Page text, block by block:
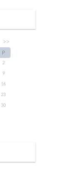
>>
P
2
9
16
23
30